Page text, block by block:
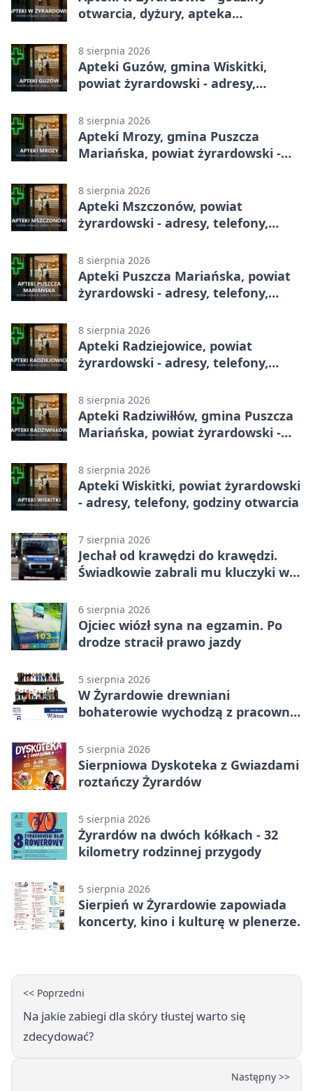
otwarcia, dyżury, apteka
8 sierpnia 2026
Apteki Guzów, gmina Wiskitki,
powiat żyrardowski - adresy,
8 sierpnia 2026
Apteki Mrozy, gmina Puszcza
Mariańska, powiat żyrardowski -
8 sierpnia 2026
Apteki Mszczonów, powiat
żyrardowski - adresy, telefony,
8 sierpnia 2026
Apteki Puszcza Mariańska, powiat
żyrardowski - adresy, telefony,
8 sierpnia 2026
Apteki Radziejowice, powiat
żyrardowski - adresy, telefony,
8 sierpnia 2026
Apteki Radziwiłłów, gmina Puszcza
Mariańska, powiat żyrardowski -
8 sierpnia 2026
Apteki Wiskitki, powiat żyrardowski
- adresy, telefony, godziny otwarcia
7 sierpnia 2026
Jechał od krawędzi do krawędzi.
Świadkowie zabrali mu kluczyki w
6 sierpnia 2026
Ojciec wiózł syna na egzamin. Po
drodze stracił prawo jazdy
5 sierpnia 2026
W Żyrardowie drewniani
bohaterowie wychodzą z pracowni
5 sierpnia 2026
Sierpniowa Dyskoteka z Gwiazdami
roztańczy Żyrardów
5 sierpnia 2026
Żyrardów na dwóch kółkach - 32
kilometry rodzinnej przygody
5 sierpnia 2026
Sierpień w Żyrardowie zapowiada
koncerty, kino i kulturę w plenerze.
<< Poprzedni
Na jakie zabiegi dla skóry tłustej warto się
zdecydować?
Następny >>